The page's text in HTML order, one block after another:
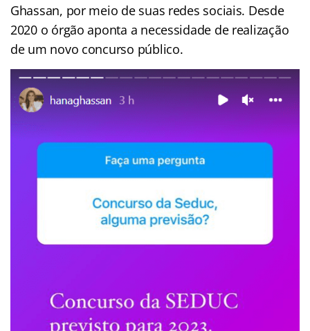
Ghassan, por meio de suas redes sociais. Desde
2020 o órgão aponta a necessidade de realização
de um novo concurso público.